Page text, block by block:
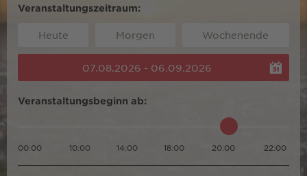
Veranstaltungszeitraum:
Heute Morgen Wochenende
07.08.2026 - 06.09.2026
Veranstaltungsbeginn ab:
00:00 10:00 14:00 18:00 20:00 22:00